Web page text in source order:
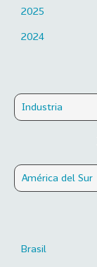
2025
2024
Industria
América del Sur
Brasil